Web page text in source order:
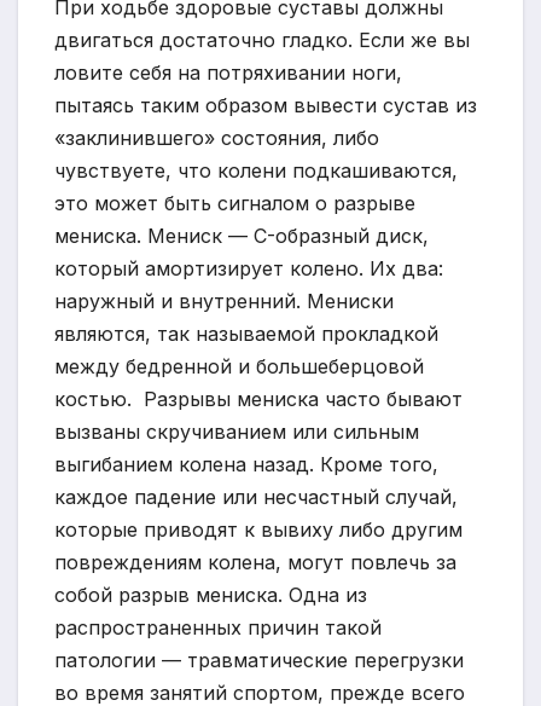
При ходьбе здоровые суставы должны
двигаться достаточно гладко. Если же вы
ловите себя на потряхивании ноги,
пытаясь таким образом вывести сустав из
«заклинившего» состояния, либо
чувствуете, что колени подкашиваются,
это может быть сигналом о разрыве
мениска. Мениск — C-образный диск,
который амортизирует колено. Их два:
наружный и внутренний. Мениски
являются, так называемой прокладкой
между бедренной и большеберцовой
костью. Разрывы мениска часто бывают
вызваны скручиванием или сильным
выгибанием колена назад. Кроме того,
каждое падение или несчастный случай,
которые приводят к вывиху либо другим
повреждениям колена, могут повлечь за
собой разрыв мениска. Одна из
распространенных причин такой
патологии — травматические перегрузки
во время занятий спортом, прежде всего